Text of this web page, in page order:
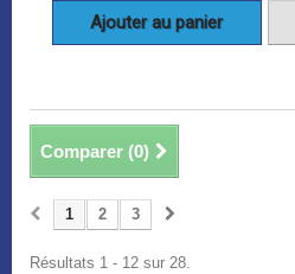
Ajouter au panier
Comparer (0)
1 2 3
Résultats 1 - 12 sur 28.